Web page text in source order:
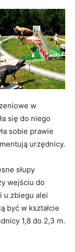
w
się do niego
sobie prawie
urzędnicy.
słupy
wejściu do
u zbiegu alei
być w kształcie
1,8 do 2,3 m.